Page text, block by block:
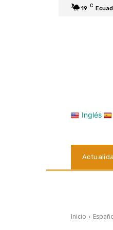
19 C
Inglés
Inicio